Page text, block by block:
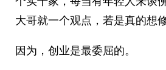
大哥就一个观点，若是真的想
因为，创业是最委屈的。